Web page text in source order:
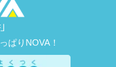
ぱりNOVA！